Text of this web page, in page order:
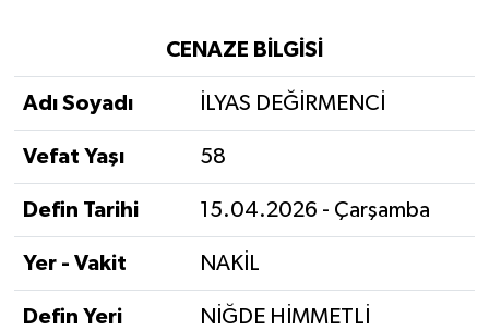
CENAZE BİLGİSİ
Adı Soyadı İLYAS DEĞİRMENCİ
Vefat Yaşı 58
Defin Tarihi 15.04.2026 - Çarşamba
Yer - Vakit NAKİL
Defin Yeri NİĞDE HİMMETLİ